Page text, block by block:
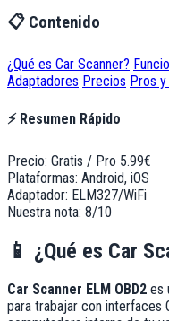
📋 Contenido
¿Qué es Car Scanner?
Adaptadores Precios Pros y
⚡ Resumen Rápido
Precio: Gratis / Pro 5.99€
Plataformas: Android, iOS
Adaptador: ELM327/WiFi
Nuestra nota: 8/10
📱 ¿Qué es Car
Car Scanner ELM OBD2 es
para trabajar con interfaces